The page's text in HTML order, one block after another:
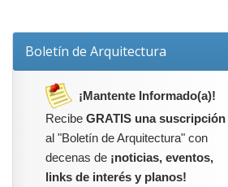
Boletín de Arquitectura
¡Mantente Informado(a)!
Recibe GRATIS una suscripción
al "Boletín de Arquitectura" con
decenas de ¡noticias, eventos,
links de interés y planos!